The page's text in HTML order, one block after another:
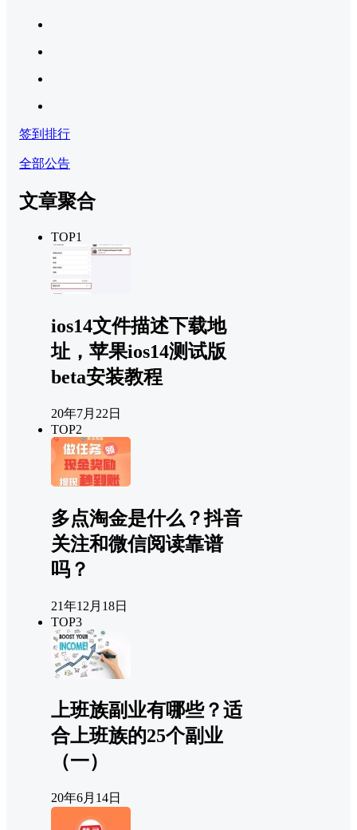
签到排行
全部公告
文章聚合
TOP1
ios14文件描述下载地
址，苹果ios14测试版
beta安装教程
20年7月22日
TOP2
多点淘金是什么？抖音
关注和微信阅读靠谱
吗？
21年12月18日
TOP3
上班族副业有哪些？适
合上班族的25个副业
（一）
20年6月14日